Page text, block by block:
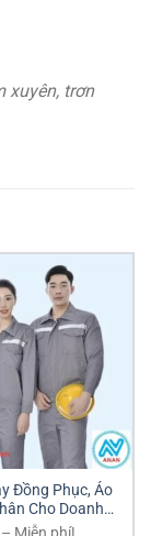
xuyên, trơn
Đồng Phục, Áo
Cho Doanh
Xí NghiệpKhoảng